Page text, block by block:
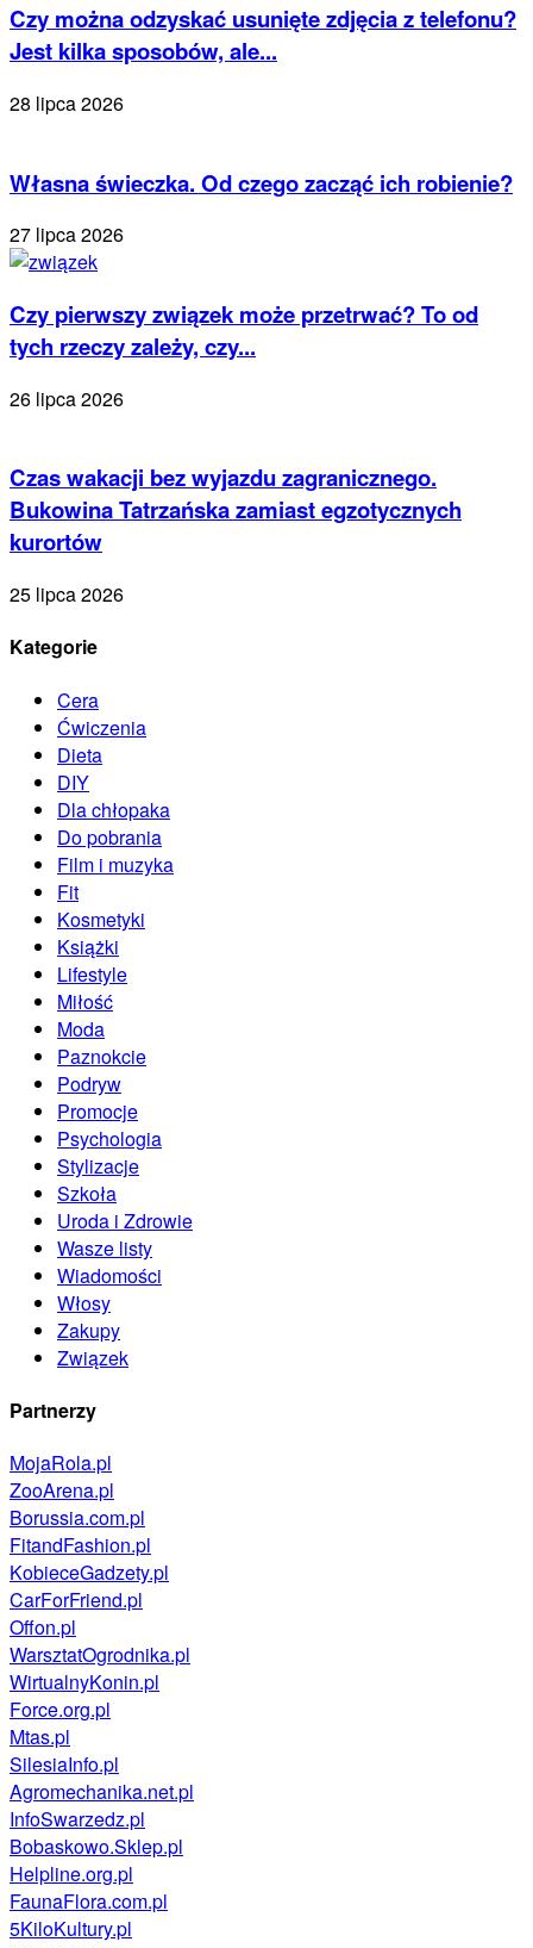
Czy można odzyskać usunięte zdjęcia z telefonu?
Jest kilka sposobów, ale...
28 lipca 2026
Własna świeczka. Od czego zacząć ich robienie?
27 lipca 2026
Czy pierwszy związek może przetrwać? To od
tych rzeczy zależy, czy...
26 lipca 2026
Czas wakacji bez wyjazdu zagranicznego.
Bukowina Tatrzańska zamiast egzotycznych
kurortów
25 lipca 2026
Kategorie
Cera
Ćwiczenia
Dieta
DIY
Dla chłopaka
Do pobrania
Film i muzyka
Fit
Kosmetyki
Książki
Lifestyle
Miłość
Moda
Paznokcie
Podryw
Promocje
Psychologia
Stylizacje
Szkoła
Uroda i Zdrowie
Wasze listy
Wiadomości
Włosy
Zakupy
Związek
Partnerzy
MojaRola.pl
ZooArena.pl
Borussia.com.pl
FitandFashion.pl
KobieceGadzety.pl
CarForFriend.pl
Offon.pl
WarsztatOgrodnika.pl
WirtualnyKonin.pl
Force.org.pl
Mtas.pl
SilesiaInfo.pl
Agromechanika.net.pl
InfoSwarzedz.pl
Bobaskowo.Sklep.pl
Helpline.org.pl
FaunaFlora.com.pl
5KiloKultury.pl